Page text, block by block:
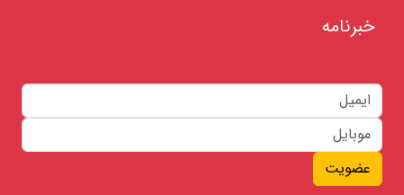
خبرنامه
عضویت